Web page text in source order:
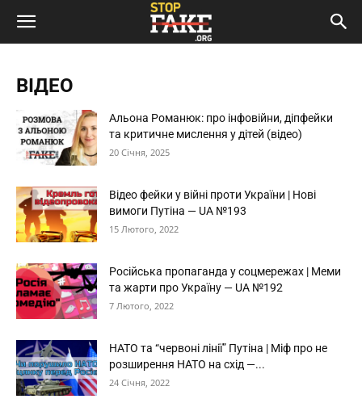
ВІДЕО
Альона Романюк: про інфовійни, діпфейки
та критичне мислення у дітей (відео)
20 Січня, 2025
Відео фейки у війні проти України | Нові
вимоги Путіна — UA №193
15 Лютого, 2022
Російська пропаганда у соцмережах | Меми
та жарти про Україну — UA №192
7 Лютого, 2022
НАТО та “червоні лінії” Путіна | Міф про не
розширення НАТО на схід —...
24 Січня, 2022